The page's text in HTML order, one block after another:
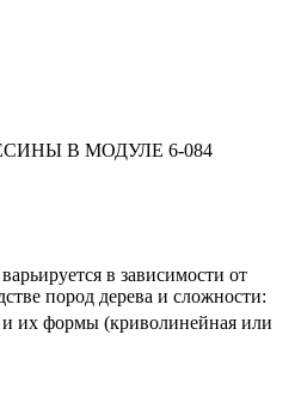
В МОДУЛЕ 6-084
в зависимости от
пород дерева и сложности:
и их формы (криволинейная или